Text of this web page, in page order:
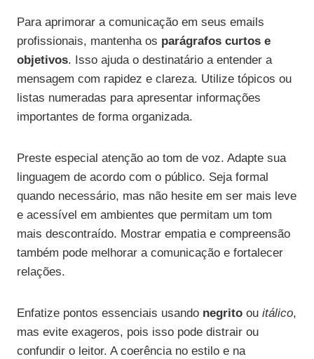
Para aprimorar a comunicação em seus emails
profissionais, mantenha os parágrafos curtos e
objetivos. Isso ajuda o destinatário a entender a
mensagem com rapidez e clareza. Utilize tópicos ou
listas numeradas para apresentar informações
importantes de forma organizada.
Preste especial atenção ao tom de voz. Adapte sua
linguagem de acordo com o público. Seja formal
quando necessário, mas não hesite em ser mais leve
e acessível em ambientes que permitam um tom
mais descontraído. Mostrar empatia e compreensão
também pode melhorar a comunicação e fortalecer
relações.
Enfatize pontos essenciais usando negrito ou itálico,
mas evite exageros, pois isso pode distrair ou
confundir o leitor. A coerência no estilo e na